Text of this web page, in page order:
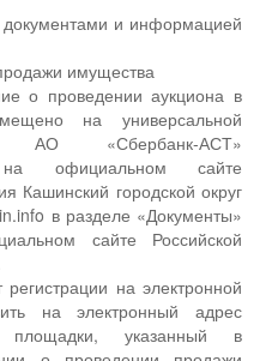
и информацией
имущества
о проведении аукциона в
на универсальной
АО «Сбербанк-АСТ»
официальном сайте
Кашинский городской округ
в разделе «Документы»
сайте Российской
на электронной
на электронный адрес
площадки, указанный в